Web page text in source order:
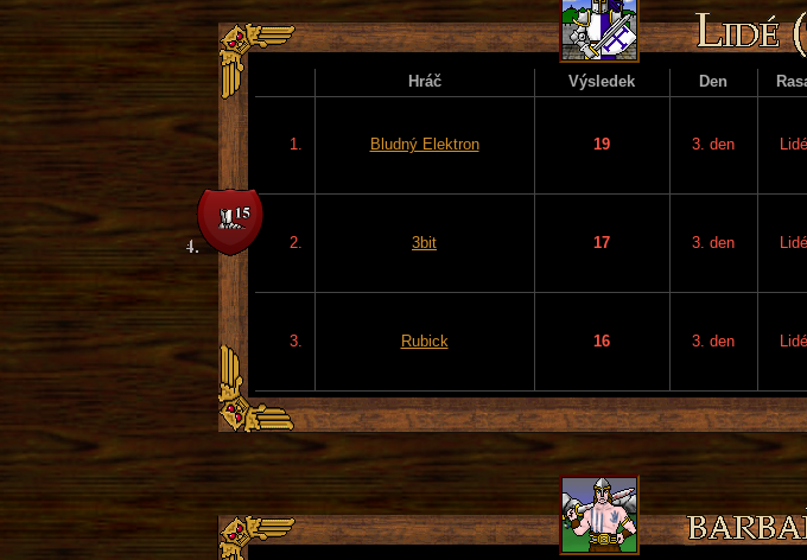
Hráč Výsledek Den
1. Bludný Elektron 19 3. den Lidé
2. 3bit 17 3. den Lidé
3. Rubick 16 3. den Lidé